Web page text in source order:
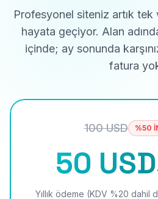
Profesyonel siteniz artık
hayata geçiyor. Alan
içinde; ay sonunda
fatura
100 USD %50
50 USD
Yıllık ödeme (KDV %20 dahil